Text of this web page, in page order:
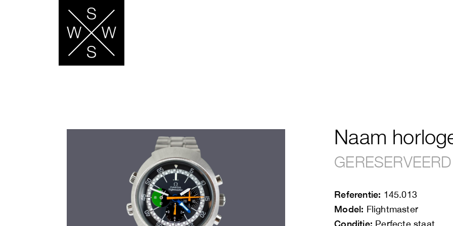
Naam
GERESERVEERD
Referentie: 145.013
Model: Flightmaster
Conditie: